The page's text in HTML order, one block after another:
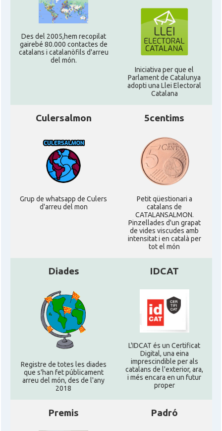
Des del 2005,hem recopilat
gairebé 80.000 contactes de
catalans i catalanòfils d'arreu
del món.
Iniciativa per que el
Parlament de Catalunya
adopti una Llei Electoral
Catalana
Culersalmon
Grup de whatsapp de Culers
d'arreu del mon
5centims
Petit qüestionari a
catalans de
CATALANSALMON.
Pinzellades d'un grapat
de vides viscudes amb
intensitat i en català per
tot el món
Diades
Registre de totes les diades
que s'han fet públicament
arreu del món, des de l'any
2018
IDCAT
L'IDCAT és un Certificat
Digital, una eina
imprescindible per als
catalans de l'exterior, ara,
i més encara en un futur
proper
Premis Padró